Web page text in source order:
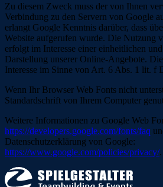
Zu diesem Zweck muss der von Ihnen
Verbindung zu den Servern von Google
erlangt Google Kenntnis darüber, dass
Website aufgerufen wurde. Die Nutzung
erfolgt im Interesse einer einheitlichen
Darstellung unserer Online-Angebote.
Interesse im Sinne von Art. 6 Abs. 1 lit. f
Wenn Ihr Browser Web Fonts nicht
Standardschrift von Ihrem Computer
Weitere Informationen zu Google Web
https://developers.google.com/fonts/faq
Datenschutzerklärung von Google:
https://www.google.com/policies/privacy/.